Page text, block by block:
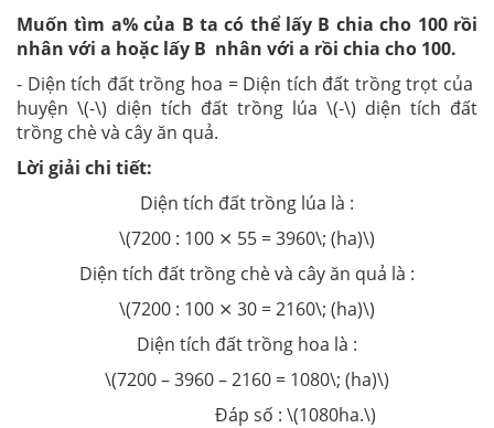
Muốn tìm a% của B ta có thể lấy B chia cho 100 rồi
nhân với a hoặc lấy B nhân với a rồi chia cho 100.
- Diện tích đất trồng hoa = Diện tích đất trồng trọt của
huyện \(-\) diện tích đất trồng lúa \(-\) diện tích đất
trồng chè và cây ăn quả.
Lời giải chi tiết:
Diện tích đất trồng lúa là :
\(7200 : 100 ⨯ 55 = 3960\; (ha)\)
Diện tích đất trồng chè và cây ăn quả là :
\(7200 : 100 ⨯ 30 = 2160\; (ha)\)
Diện tích đất trồng hoa là :
\(7200 – 3960 – 2160 = 1080\; (ha)\)
Đáp số : \(1080ha.\)